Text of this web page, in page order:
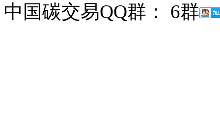
中国碳交易QQ群： 6群